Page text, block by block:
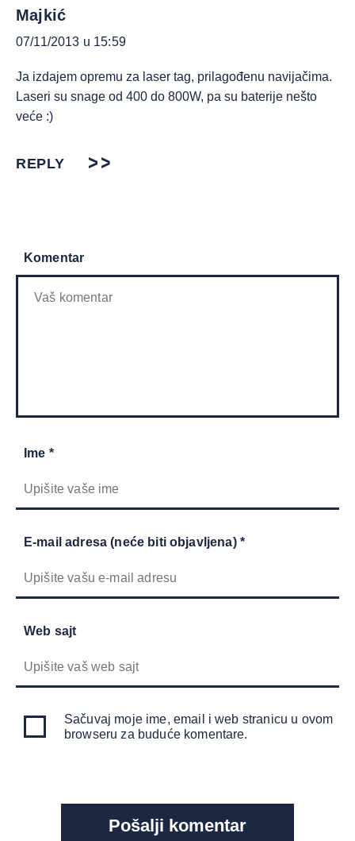
Majkić
07/11/2013 u 15:59
Ja izdajem opremu za laser tag, prilagođenu navijačima.
Laseri su snage od 400 do 800W, pa su baterije nešto
veće :)
REPLY
Komentar
Ime *
E-mail adresa (neće biti objavljena) *
Web sajt
Sačuvaj moje ime, email i web stranicu u ovom
browseru za buduće komentare.